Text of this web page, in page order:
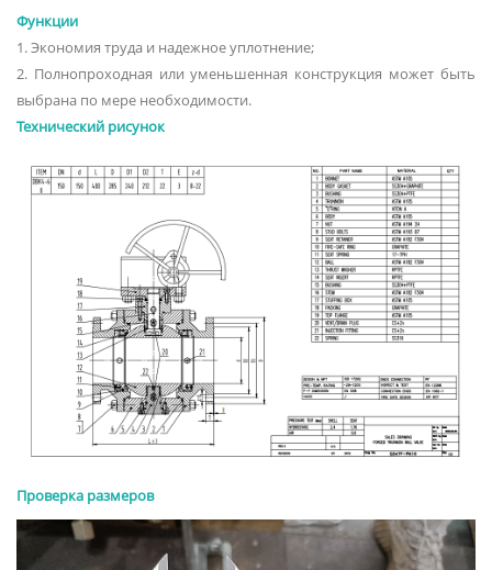
Функции
1. Экономия труда и надежное уплотнение;
2. Полнопроходная или уменьшенная конструкция может быть
выбрана по мере необходимости.
Технический рисунок
Проверка размеров